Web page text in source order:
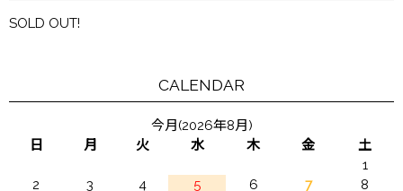
SOLD OUT!
CALENDAR
今月(2026年8月)
日
月 火 水 木 金
土
1
2
3 4 5 6 7
8